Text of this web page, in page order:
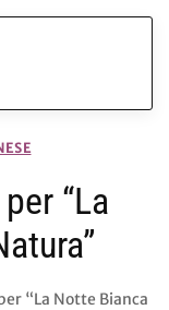
“La
“La Notte Bianca